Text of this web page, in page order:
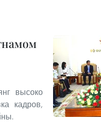
высоко
кадров,